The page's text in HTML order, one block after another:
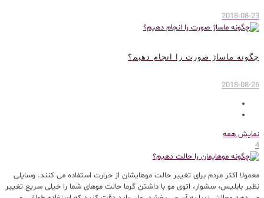
2018-08-23
چگونه ماساژ صورت را انجام دهیم؟
2018-08-26
نمایش همه
4
معمولا اکثر مردم برای تغییر حالت موهایشان از حرارت استفاده می کنند. وسایلی
نظیر بابلیس، سشوار، اتوی مو با داشتن گرما حالت موهای شما را خیلی سریع تغییر